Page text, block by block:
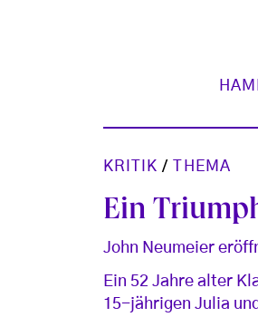
KRITIK / THEMA
Ein
John Neumeier
Ein 52 Jahre alter
15-jährigen Julia